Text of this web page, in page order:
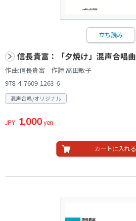
立ち読み
信長貴富：「夕焼け」混声合唱曲
作曲:信長貴富 作詩:高田敏子
978-4-7609-1263-6
混声合唱/オリジナル
JPY: 1,000yen
カートに入れる